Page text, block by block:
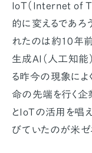
IoT（Internet of
的に変えるであろ
れたのは約10年
生成AI（人工知能
る昨今の現象によ
命の先端を行く企
とIoTの活用を唱
びていたのが米ゼネ